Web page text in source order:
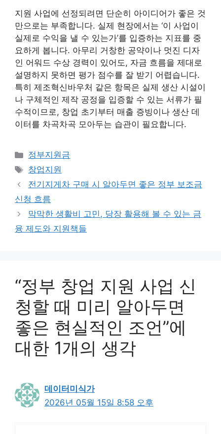
지원 사업에 선정되려면 단순히 아이디어가 좋은 것
만으로는 부족합니다. 실제 현장에서는 ‘이 사업이
실제로 수익을 낼 수 있는가’를 입증하는 지표를 중
요하게 봅니다. 아무리 거창한 공약이나 멋진 디자
인 어워드 수상 경력이 있어도, 자금 흐름을 제대로
설명하지 못하면 평가 점수를 잘 받기 어렵습니다.
특히 제조혁신바우처 같은 항목은 실제 생산 시설이
나 구체적인 제작 공정을 입증할 수 있는 서류가 필
수적이므로, 창업 초기부터 매출 증빙이나 생산 데
이터를 차곡차곡 모아두는 습관이 필요합니다.
카
테
리
정부지원금
태
그
창업지원
전기지게차 구매 시 알아두면 좋은 정부 보조금
신청 흐름
막막한 생활비 고민, 당장 활용해 볼 수 있는 금
융 제도와 지원책들
“정부 창업 지원 사업 신
청할 때 미리 알아두면
좋은 현실적인 조언”에
대한 1개의 생각
데이터미식가
2026년 05월 15일 8:58 오후